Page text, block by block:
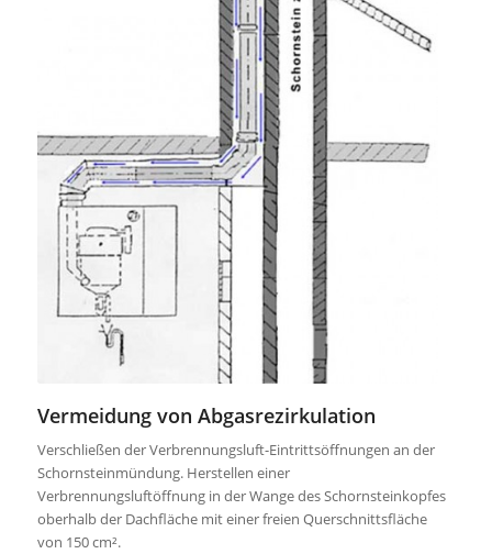
Vermeidung von Abgasrezirkulation
Verschließen der Verbrennungsluft-Eintrittsöffnungen an der
Schornsteinmündung. Herstellen einer
Verbrennungsluftöffnung in der Wange des Schornsteinkopfes
oberhalb der Dachfläche mit einer freien Querschnittsfläche
von 150 cm².